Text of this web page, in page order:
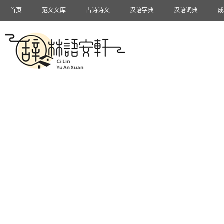
首页 范文文库 古诗诗文 汉语字典 汉语词典